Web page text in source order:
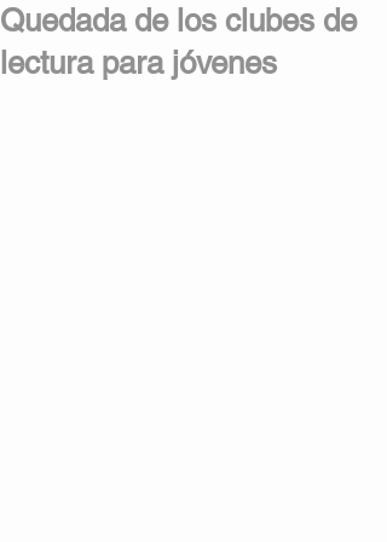
Quedada de los clubes de
lectura para jóvenes